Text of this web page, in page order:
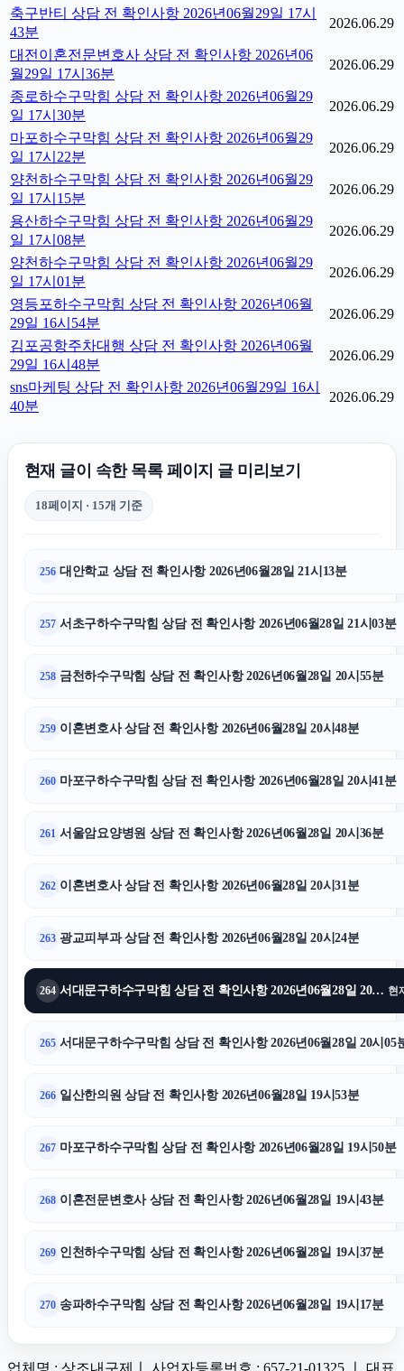
축구반티 상담 전 확인사항 2026년06월29일 17시
43분
2026.06.29
대전이혼전문변호사 상담 전 확인사항 2026년06
월29일 17시36분
2026.06.29
종로하수구막힘 상담 전 확인사항 2026년06월29
일 17시30분
2026.06.29
마포하수구막힘 상담 전 확인사항 2026년06월29
일 17시22분
2026.06.29
양천하수구막힘 상담 전 확인사항 2026년06월29
일 17시15분
2026.06.29
용산하수구막힘 상담 전 확인사항 2026년06월29
일 17시08분
2026.06.29
양천하수구막힘 상담 전 확인사항 2026년06월29
일 17시01분
2026.06.29
영등포하수구막힘 상담 전 확인사항 2026년06월
29일 16시54분
2026.06.29
김포공항주차대행 상담 전 확인사항 2026년06월
29일 16시48분
2026.06.29
sns마케팅 상담 전 확인사항 2026년06월29일 16시
40분
2026.06.29
현재 글이 속한 목록 페이지 글 미리보기
18페이지 · 15개 기준
256 대안학교 상담 전 확인사항 2026년06월28일 21시13분
257 서초구하수구막힘 상담 전 확인사항 2026년06월28일 21시03분
258 금천하수구막힘 상담 전 확인사항 2026년06월28일 20시55분
259 이혼변호사 상담 전 확인사항 2026년06월28일 20시48분
260 마포구하수구막힘 상담 전 확인사항 2026년06월28일 20시41분
261 서울암요양병원 상담 전 확인사항 2026년06월28일 20시36분
262 이혼변호사 상담 전 확인사항 2026년06월28일 20시31분
263 광교피부과 상담 전 확인사항 2026년06월28일 20시24분
264 서대문구하수구막힘 상담 전 확인사항 2026년06월28일 20시14분 현
265 서대문구하수구막힘 상담 전 확인사항 2026년06월28일 20시05
266 일산한의원 상담 전 확인사항 2026년06월28일 19시53분
267 마포구하수구막힘 상담 전 확인사항 2026년06월28일 19시50분
268 이혼전문변호사 상담 전 확인사항 2026년06월28일 19시43분
269 인천하수구막힘 상담 전 확인사항 2026년06월28일 19시37분
270 송파하수구막힘 상담 전 확인사항 2026년06월28일 19시17분
업체명 : 상조내구제ㅣ 사업자등록번호 : 657-21-01325 ㅣ 대표